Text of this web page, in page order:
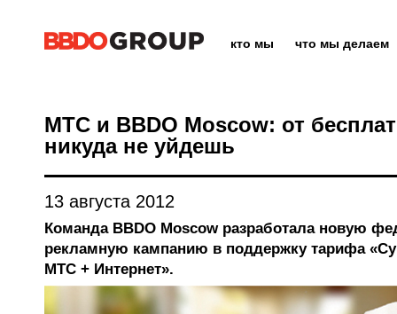
кто мы что мы делаем
МТС и BBDO Moscow: от
никуда не уйдешь
13 августа 2012
Команда BBDO Moscow разработала новую
рекламную кампанию в поддержку тарифа
МТС + Интернет».